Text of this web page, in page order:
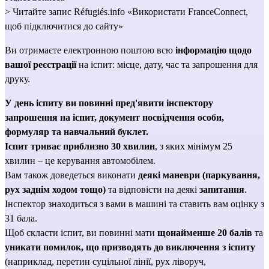
> Читайте запиc Réfugiés.info «Використати FranceConnect,
щоб підключитися до сайту»
Ви отримаєте електронною поштою всю інформацію щодо
вашої реєстрації на іспит: місце, дату, час та запрошення для
друку.
У день іспиту ви повинні пред'явити інспектору
запрошення на іспит, документ посвідчення особи,
формуляр та навчальний буклет.
Іспит триває приблизно 30 хвилин, з яких мінімум 25
хвилин – це керування автомобілем.
Вам також доведеться виконати деякі маневри (паркування,
рух заднім ходом тощо) та відповісти на деякі запитання.
Інспектор знаходиться з вами в машині та ставить вам оцінку з
31 бала.
Щоб скласти іспит, ви повинні мати щонайменше 20 балів
уникати помилок, що призводять до виключення з іспиту
(наприклад, перетин суцільної лінії, рух ліворуч,